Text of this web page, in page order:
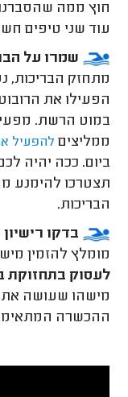
חוץ ממה
עוד שני טיפים
שמרו על
מתחזק הבריכות,
הפעילו את
במוט הרשת.
ממליצים להפעיל
ביום. ככה יהיה
תצטרכו להימנע
הבריכות.
בדקו רישיון
מומלץ להזמין
לעסוק בתחזוקת
מישהו שעושה
ההכשרה